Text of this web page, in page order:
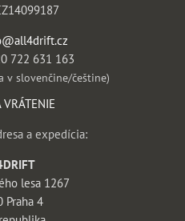
722 631 163
v slovenčine/češtine)
a expedícia:
lesa 1267
Praha 4